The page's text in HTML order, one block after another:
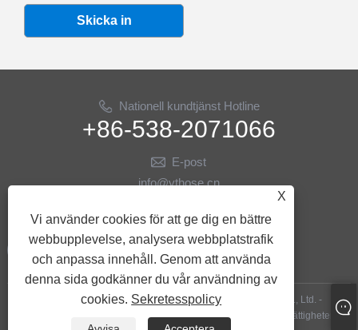
Skicka in
Nationell kundtjänst Hotline
+86-538-2071066
E-post
info@ythose.cn
FÖLJ OSS
Copyright © 2023 Shandong Yitai Hydraulic Technology Co., Ltd. -
Oljeborrslangar, hydraulsslangar, oljeborrningstillbehör - Alla rättigheter
X
Vi använder cookies för att ge dig en bättre
webbupplevelse, analysera webbplatstrafik
och anpassa innehåll. Genom att använda
denna sida godkänner du vår användning av
cookies. Sekretesspolicy